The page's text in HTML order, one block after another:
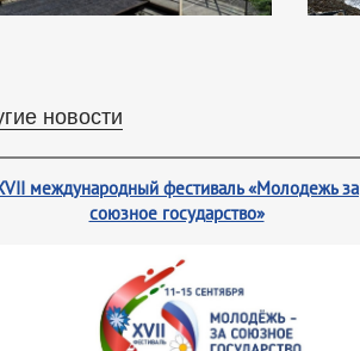
новости
международный фестиваль «Молодежь за
союзное государство»